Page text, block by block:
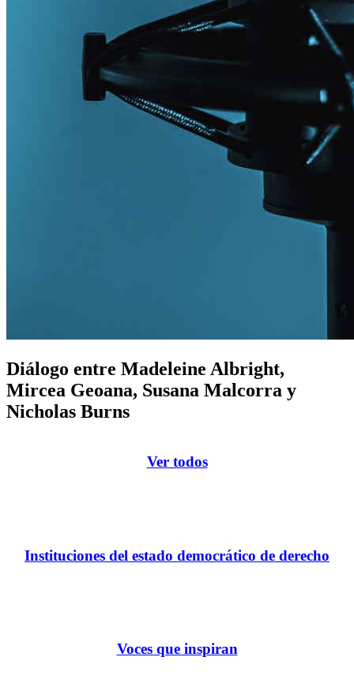
Diálogo entre Madeleine Albright,
Mircea Geoana, Susana Malcorra y
Nicholas Burns
Ver todos
Instituciones del estado democrático de derecho
Voces que inspiran